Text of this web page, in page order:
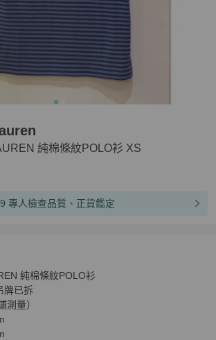
純棉條紋POLO衫 XS
專人檢查品質、正貨鑑定
LAUREN 純棉條紋POLO衫 XS
純棉條紋POLO衫
已拆
量）